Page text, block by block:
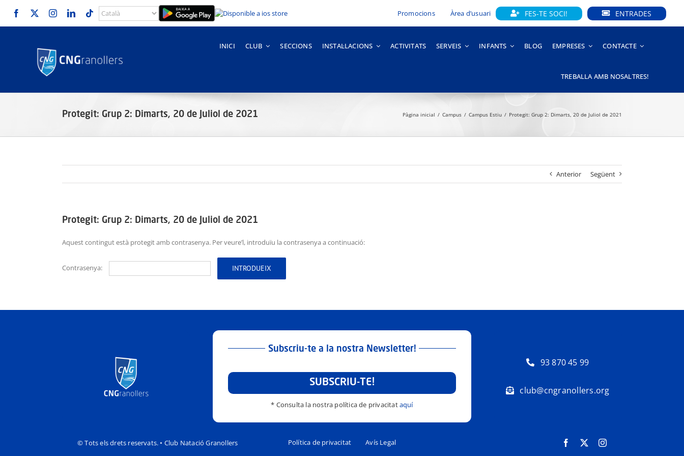
Promocions Àrea d’usuari FES-TE SOCI! ENTRADES
INICI CLUB SECCIONS INSTAL·LACIONS ACTIVITATS SERVEIS INFANTS BLOG EMPRESES CONTACTE
TREBALLA AMB NOSALTRES!
Protegit: Grup 2: Dimarts, 20 de Juliol de 2021 Pàgina inicial Campus Campus Estiu Protegit: Grup 2: Dimarts, 20 de Juliol de 2021
Anterior Següent
Protegit: Grup 2: Dimarts, 20 de Juliol de 2021
Aquest contingut està protegit amb contrasenya. Per veure’l, introduïu la contrasenya a continuació:
Contrasenya:
Subscriu-te a la nostra Newsletter!
SUBSCRIU-TE!
* Consulta la nostra política de privacitataquí
93 870 45 99
club@cngranollers.org
© Tots els drets reservats. • Club Natació Granollers Política de privacitat Avís Legal